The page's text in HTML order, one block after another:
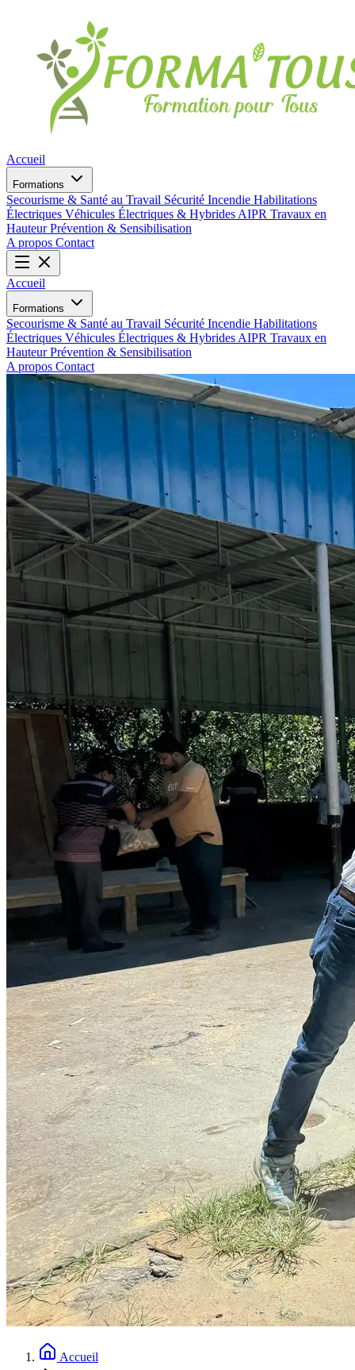
Accueil
Formations
Secourisme & Santé au Travail Sécurité Incendie Habilitations
Électriques Véhicules Électriques & Hybrides AIPR Travaux en
HauteurPrévention & Sensibilisation
A propos Contact
Accueil
Formations
Secourisme & Santé au Travail Sécurité Incendie Habilitations
Électriques Véhicules Électriques & Hybrides AIPR Travaux en
HauteurPrévention & Sensibilisation
A propos Contact
Accueil